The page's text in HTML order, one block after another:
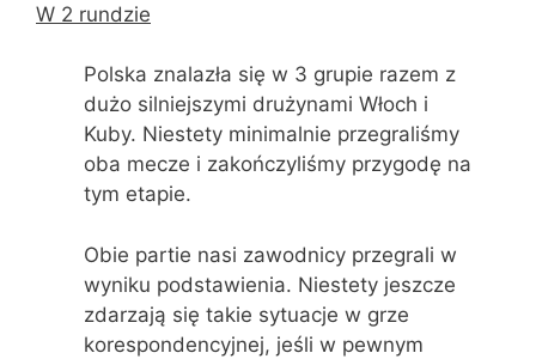
W 2 rundzie
Polska znalazła się w 3 grupie razem z
dużo silniejszymi drużynami Włoch i
Kuby. Niestety minimalnie przegraliśmy
oba mecze i zakończyliśmy przygodę na
tym etapie.
Obie partie nasi zawodnicy przegrali w
wyniku podstawienia. Niestety jeszcze
zdarzają się takie sytuacje w grze
korespondencyjnej, jeśli w pewnym